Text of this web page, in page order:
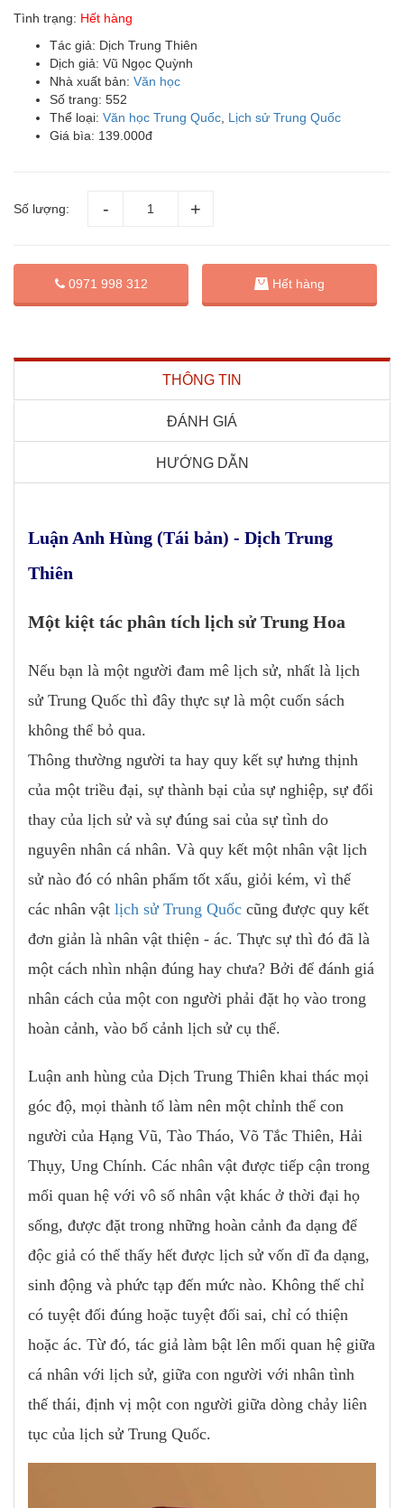
Tình trạng: Hết hàng
Tác giả: Dịch Trung Thiên
Dịch giả: Vũ Ngọc Quỳnh
Nhà xuất bản: Văn học
Số trang: 552
Thể loại: Văn học Trung Quốc, Lịch sử Trung Quốc
Giá bìa: 139.000đ
Số lượng:
0971 998 312 Hết hàng
THÔNG TIN
ĐÁNH GIÁ
HƯỚNG DẪN
Luận Anh Hùng (Tái bản) - Dịch Trung
Thiên
Một kiệt tác phân tích lịch sử Trung Hoa
Nếu bạn là một người đam mê lịch sử, nhất là lịch
sử Trung Quốc thì đây thực sự là một cuốn sách
không thể bỏ qua.
Thông thường người ta hay quy kết sự hưng thịnh
của một triều đại, sự thành bại của sự nghiệp, sự đổi
thay của lịch sử và sự đúng sai của sự tình do
nguyên nhân cá nhân. Và quy kết một nhân vật lịch
sử nào đó có nhân phẩm tốt xấu, giỏi kém, vì thế
các nhân vật lịch sử Trung Quốc cũng được quy kết
đơn giản là nhân vật thiện - ác. Thực sự thì đó đã là
một cách nhìn nhận đúng hay chưa? Bởi để đánh giá
nhân cách của một con người phải đặt họ vào trong
hoàn cảnh, vào bố cảnh lịch sử cụ thể.
Luận anh hùng của Dịch Trung Thiên khai thác mọi
góc độ, mọi thành tố làm nên một chỉnh thể con
người của Hạng Vũ, Tào Tháo, Võ Tắc Thiên, Hải
Thụy, Ung Chính. Các nhân vật được tiếp cận trong
mối quan hệ với vô số nhân vật khác ở thời đại họ
sống, được đặt trong những hoàn cảnh đa dạng để
độc giả có thể thấy hết được lịch sử vốn dĩ đa dạng,
sinh động và phức tạp đến mức nào. Không thể chỉ
có tuyệt đối đúng hoặc tuyệt đối sai, chỉ có thiện
hoặc ác. Từ đó, tác giả làm bật lên mối quan hệ giữa
cá nhân với lịch sử, giữa con người với nhân tình
thế thái, định vị một con người giữa dòng chảy liên
tục của lịch sử Trung Quốc.